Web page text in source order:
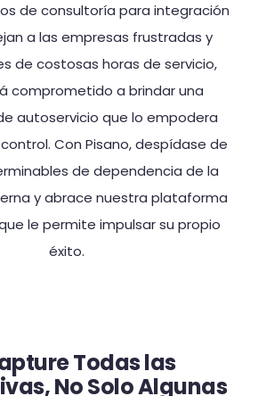
de consultoría para integración
a las empresas frustradas y
de costosas horas de servicio,
comprometido a brindar una
autoservicio que lo empodera
Con Pisano, despídase de
de dependencia de la
y abrace nuestra plataforma
le permite impulsar su propio
éxito.
Todas las
No Solo Algunas